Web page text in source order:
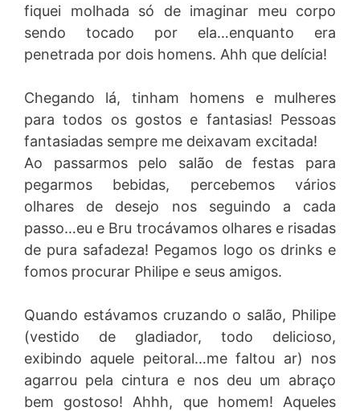
fiquei molhada só de imaginar meu corpo
sendo tocado por ela…enquanto era
penetrada por dois homens. Ahh que delícia!
Chegando lá, tinham homens e mulheres
para todos os gostos e fantasias! Pessoas
fantasiadas sempre me deixavam excitada!
Ao passarmos pelo salão de festas para
pegarmos bebidas, percebemos vários
olhares de desejo nos seguindo a cada
passo…eu e Bru trocávamos olhares e risadas
de pura safadeza! Pegamos logo os drinks e
fomos procurar Philipe e seus amigos.
Quando estávamos cruzando o salão, Philipe
(vestido de gladiador, todo delicioso,
exibindo aquele peitoral…me faltou ar) nos
agarrou pela cintura e nos deu um abraço
bem gostoso! Ahhh, que homem! Aqueles